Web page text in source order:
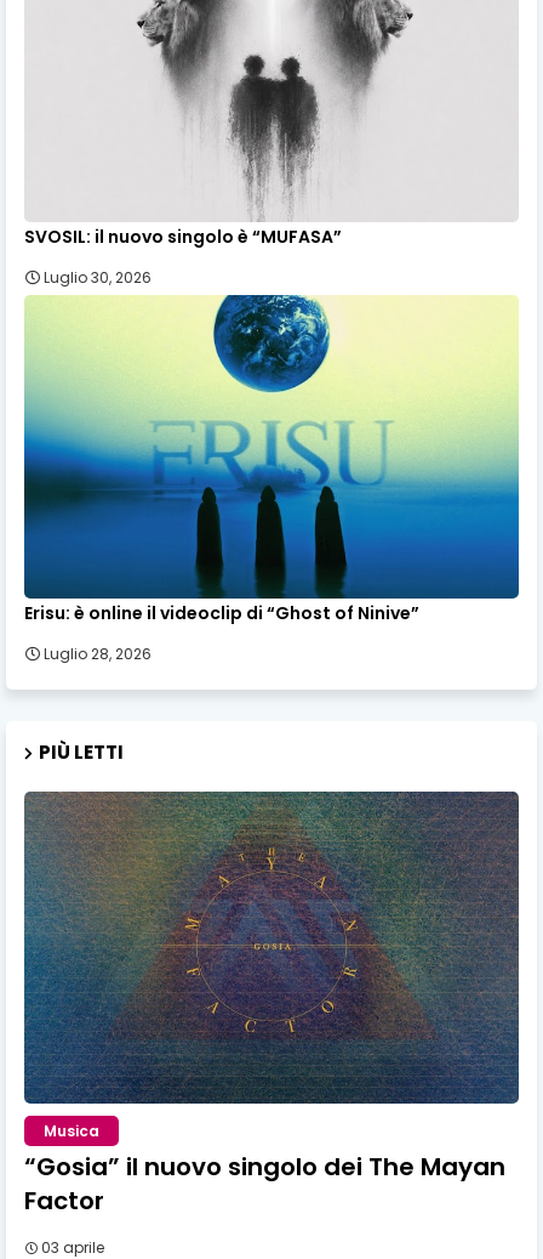
SVOSIL: il nuovo singolo è “MUFASA”
Luglio 30, 2026
Erisu: è online il videoclip di “Ghost of Ninive”
Luglio 28, 2026
PIÙ LETTI
Musica
“Gosia” il nuovo singolo dei The Mayan
Factor
03 aprile